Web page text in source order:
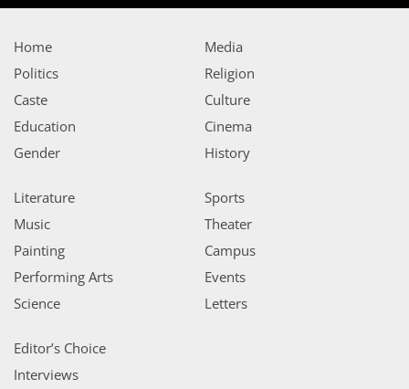
Home
Politics
Caste
Education
Gender
Media
Religion
Culture
Cinema
History
Literature
Music
Painting
Performing Arts
Science
Sports
Theater
Campus
Events
Letters
Editor’s Choice
Interviews